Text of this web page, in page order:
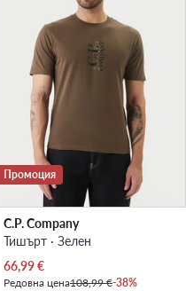
Промоция
C.P. Company
Тишърт · Зелен
Актуална цена
66,99€
Редовна цена108,99 €-38%